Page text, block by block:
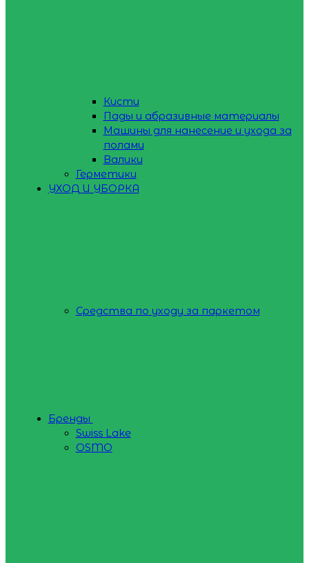
Кисти
Пады и абразивные материалы
Машины для нанесение и ухода за
полами
Валики
Герметики
УХОД И УБОРКА
Средства по уходу за паркетом
Бренды
Swiss Lake
OSMO